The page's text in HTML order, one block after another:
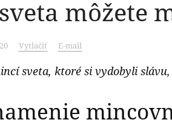
môžete
Vytlačiť E-mail
sveta, ktoré si vydobyli